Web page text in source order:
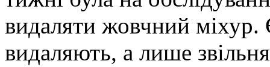
видаляти жовчний міхур.
видаляють, а лише